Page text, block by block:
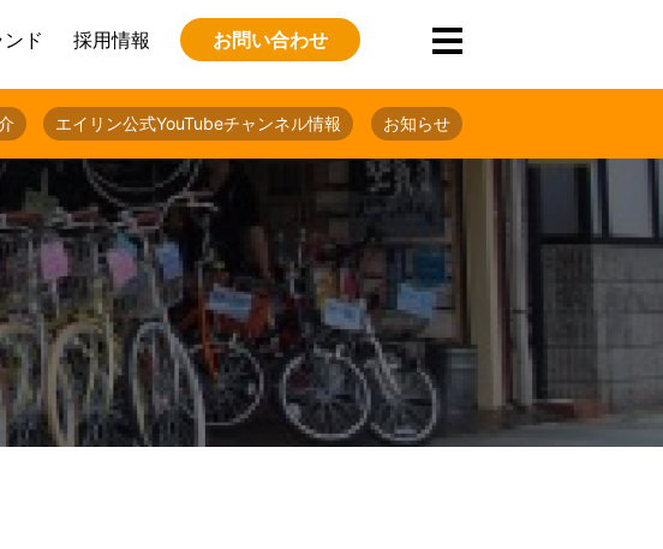
ド 採用情報 お問い合わせ
エイリン公式YouTubeチャンネル情報 お知らせ